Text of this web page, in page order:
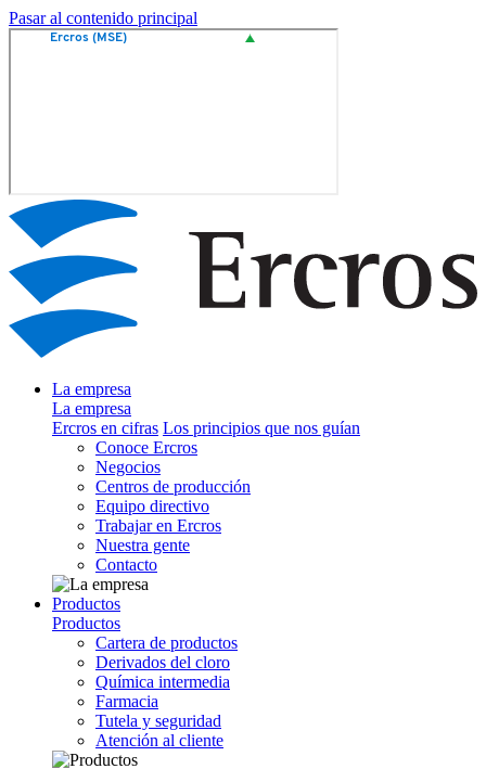
Pasar al contenido principal
La empresa
La empresa
Ercros en cifras Los principios que nos guían
Conoce Ercros
Negocios
Centros de producción
Equipo directivo
Trabajar en Ercros
Nuestra gente
Contacto
Productos
Productos
Cartera de productos
Derivados del cloro
Química intermedia
Farmacia
Tutela y seguridad
Atención al cliente